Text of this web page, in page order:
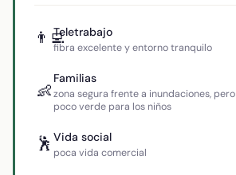
👨‍💻Teletrabajo
fibra excelente y entorno tranquilo
👶
Familias
zona segura frente a inundaciones, pero
poco verde para los niños
🕺 Vida social
poca vida comercial